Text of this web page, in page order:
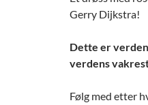
Gerry Dijkstra!
Dette er
verdens
Følg med etter